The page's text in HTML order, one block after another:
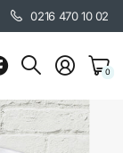
KARGO BİLGİSİ
0216 470 10 02
0